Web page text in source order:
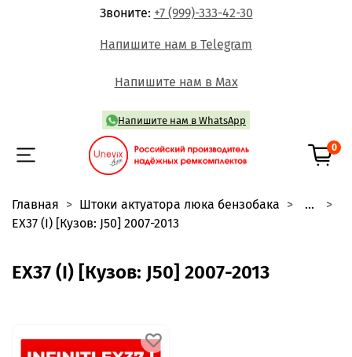
Звоните: +7 (999)-333-42-30
Напишите нам в Telegram
Напишите нам в Max
Напишите нам в WhatsApp
0
Главная Штоки актуатора люка бензобака
...
EX37 (I) [Кузов: J50] 2007-2013
EX37 (I) [Кузов: J50] 2007-2013